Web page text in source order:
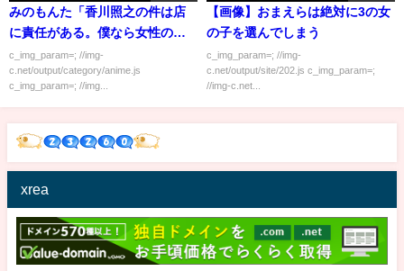
みのもんた「香川照之の件は店
に責任がある。僕なら女性のほ
うから脱ぐ」
c_img_param=; //img-
c.net/output/category/anime.js
c_img_param=; //img...
【画像】おまえらは絶対に3の女
の子を選んでしまう
c_img_param=; //img-
c.net/output/site/202.js c_img_param=;
//img-c.net...
xrea